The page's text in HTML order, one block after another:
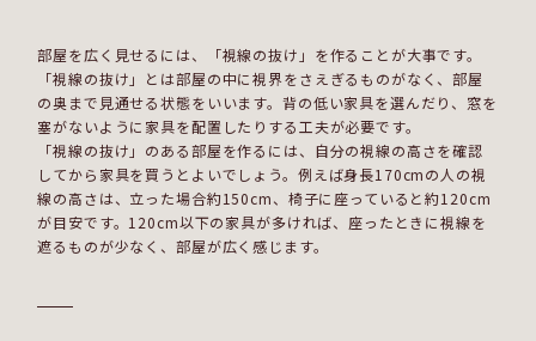
部屋を広く見せるには、「視線の抜け」を作ることが大事です。
「視線の抜け」とは部屋の中に視界をさえぎるものがなく、部屋
の奥まで見通せる状態をいいます。背の低い家具を選んだり、窓を
塞がないように家具を配置したりする工夫が必要です。
「視線の抜け」のある部屋を作るには、自分の視線の高さを確認
してから家具を買うとよいでしょう。例えば身長170cmの人の視
線の高さは、立った場合約150cm、椅子に座っていると約120cm
が目安です。120cm以下の家具が多ければ、座ったときに視線を
遮るものが少なく、部屋が広く感じます。